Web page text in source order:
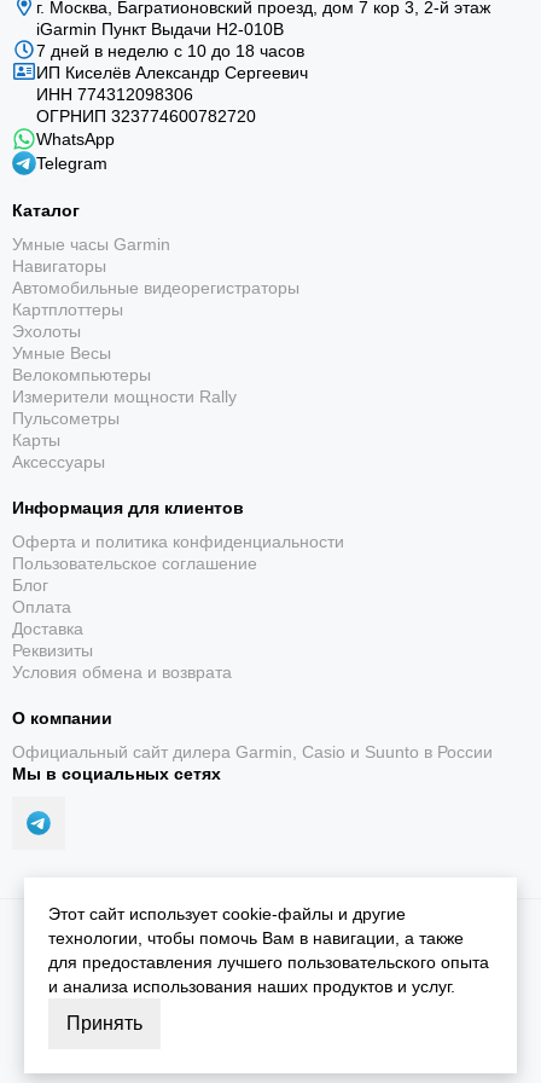
До 28 дней
До 28 дней в режиме смарт-часов при достаточном
солнечном освещении.
Звонки со смартфона и голосовое управление
функциями часов.
Силовые тренировки
Планы и упражнения с учётом выбранного вида
спорта.
г. Москва, Багратионовский проезд, дом 7 кор 3, 2-й этаж
iGarmin Пункт Выдачи Н2-010В
7 дней в неделю с 10 до 18 часов
ИП Киселёв Александр Сергеевич
ИНН 774312098306
ОГРНИП 323774600782720
WhatsApp
Telegram
Каталог
Умные часы Garmin
Навигаторы
Автомобильные видеорегистраторы
Картплоттеры
Эхолоты
Умные Весы
Велокомпьютеры
Измерители мощности Rally
Пульсометры
Карты
Аксессуары
Информация для клиентов
Оферта и политика конфиденциальности
Пользовательское соглашение
Блог
Оплата
Доставка
Реквизиты
Условия обмена и возврата
О компании
Официальный сайт дилера Garmin, Casio и Suunto в России
Мы в социальных сетях
2026 © iGarmin.Карта сайта
Этот сайт использует cookie-файлы и другие
технологии, чтобы помочь Вам в навигации, а также
для предоставления лучшего пользовательского опыта
и анализа использования наших продуктов и услуг.
Принять